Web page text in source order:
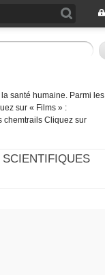
santé humaine. Parmi les
sur « Films » :
chemtrails Cliquez sur